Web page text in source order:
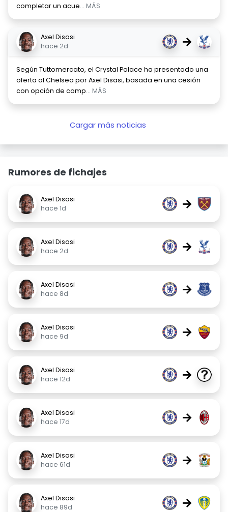
completar un acue... MÁS
Axel Disasi
hace 2d
→
Según Tuttomercato, el Crystal Palace ha presentado una
oferta al Chelsea por Axel Disasi, basada en una cesión
con opción de comp... MÁS
Cargar más noticias
Rumores de fichajes
Axel Disasi
hace 1d
→
Axel Disasi
hace 2d
→
Axel Disasi
hace 8d
→
Axel Disasi
hace 9d
→
Axel Disasi
hace 12d
→
Axel Disasi
hace 17d
→
Axel Disasi
hace 61d
→
Axel Disasi
hace 89d
→